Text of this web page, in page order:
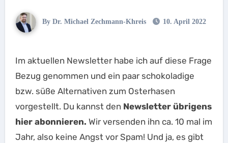
By Dr. Michael Zechmann-Khreis 10. April 2022
Im aktuellen Newsletter habe ich auf diese Frage
Bezug genommen und ein paar schokoladige
bzw. süße Alternativen zum Osterhasen
vorgestellt. Du kannst den Newsletter übrigens
hier abonnieren. Wir versenden ihn ca. 10 mal im
Jahr, also keine Angst vor Spam! Und ja, es gibt